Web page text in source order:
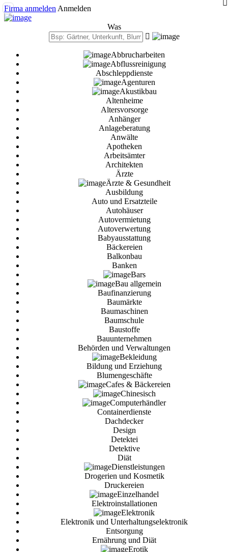
Firma anmelden Anmelden
Was
Abbrucharbeiten
Abflussreinigung
Abschleppdienste
Agenturen
Akustikbau
Altenheime
Altersvorsorge
Anhänger
Anlageberatung
Anwälte
Apotheken
Arbeitsämter
Architekten
Ärzte
Ärzte & Gesundheit
Ausbildung
Auto und Ersatzteile
Autohäuser
Autovermietung
Autoverwertung
Babyausstattung
Bäckereien
Balkonbau
Banken
Bars
Bau allgemein
Baufinanzierung
Baumärkte
Baumaschinen
Baumschule
Baustoffe
Bauunternehmen
Behörden und Verwaltungen
Bekleidung
Bildung und Erziehung
Blumengeschäfte
Cafes & Bäckereien
Chinesisch
Computerhändler
Containerdienste
Dachdecker
Design
Detektei
Detektive
Diät
Dienstleistungen
Drogerien und Kosmetik
Druckereien
Einzelhandel
Elektroinstallationen
Elektronik
Elektronik und Unterhaltungselektronik
Entsorgung
Ernährung und Diät
Erotik